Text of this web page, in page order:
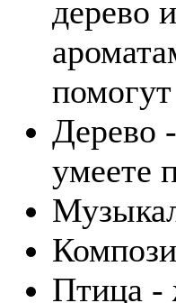
дерево
Дерево
умеете
Птица -